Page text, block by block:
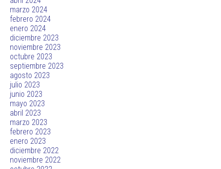
marzo 2024
febrero 2024
enero 2024
diciembre 2023
noviembre 2023
octubre 2023
septiembre 2023
agosto 2023
julio 2023
junio 2023
mayo 2023
abril 2023
marzo 2023
febrero 2023
enero 2023
diciembre 2022
noviembre 2022